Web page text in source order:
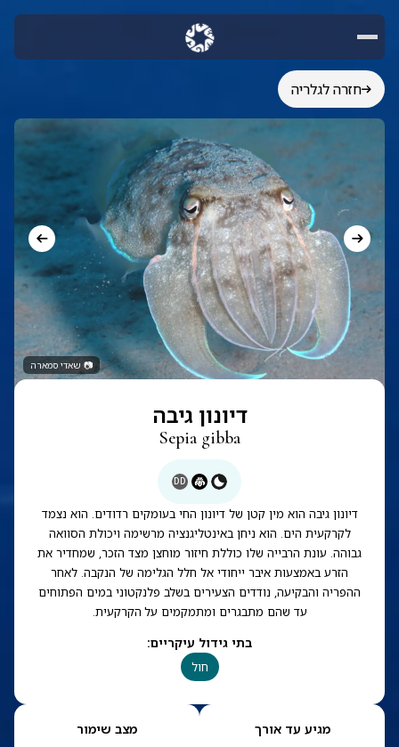
חזרה לגלריה
📷 שאדי סמארה
דיונון גיבה
Sepia gibba
DD
דיונון גיבה הוא מין קטן של דיונון החי בעומקים רדודים. הוא נצמד
לקרקעית הים. הוא ניחן באינטליגנציה מרשימה ויכולת הסוואה
גבוהה. עונת הרבייה שלו כוללת חיזור מוחצן מצד הזכר, שמחדיר את
הזרע באמצעות איבר ייחודי אל חלל הגלימה של הנקבה. לאחר
ההפריה והבקיעה, נודדים הצעירים בשלב פלנקטוני במים הפתוחים
עד שהם מתבגרים ומתמקמים על הקרקעית.
בתי גידול עיקריים:
חול
מגיע עד אורך מצב שימור